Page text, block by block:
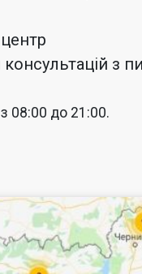
з
08:00 до 21:00.